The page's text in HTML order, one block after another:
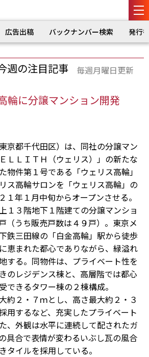
広告出稿 バックナンバー検索 発行
週の注目記事 毎週月曜日更新
に分譲マンション開発
京都千代田区）は、同社の分譲マン
ＬＬＩＴＨ（ウェリス）」の新たな
物件第１号である「ウェリス高輪」
ス高輪サロンを「ウェリス高輪」の
１年１月中旬からオープンさせる。
１３階地下１階建ての分譲マンショ
（うち販売戸数は４９戸）。東京メ
鉄三田線の「白金高輪」駅から徒歩
恵まれた都心でありながら、緑溢れ
する。同物件は、プライベート性を
のレジデンス棟と、高層階では都心
できるタワー棟の２棟構成。
約２・７ｍとし、高さ最大約２・３
用するなど、充実したプライベート
、外観は水平に連続して配されたガ
具合で表情が変わるいぶし瓦の風合
タイルを採用している。